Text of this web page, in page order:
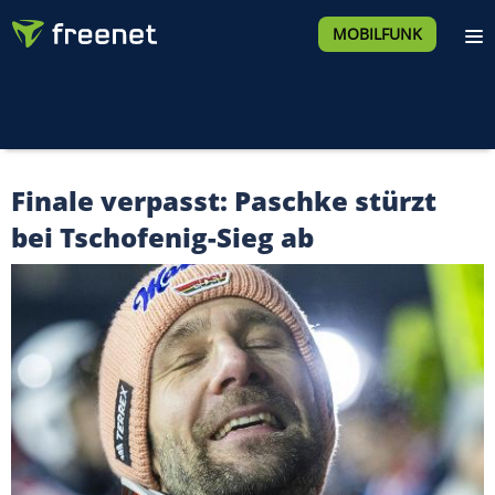
MOBILFUNK
Finale verpasst: Paschke stürzt
bei Tschofenig-Sieg ab